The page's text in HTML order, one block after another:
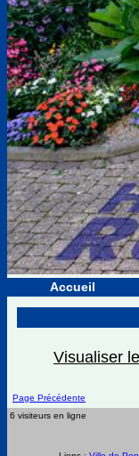
Accueil
Visualiser
Page Précédente
6 visiteurs en ligne